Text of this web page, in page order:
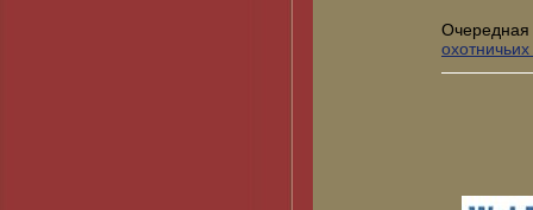
Очередная